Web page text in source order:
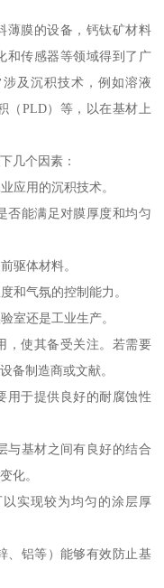
薄膜的设备，钙钛矿材料
和传感器等领域得到了广
及沉积技术，例如溶液
（PLD）等，以在基材上
几个因素：
应用的沉积技术。
否能满足对膜厚度和均匀
驱体材料。
和气氛的控制能力。
室还是工业生产。
，使其备受关注。若需要
备制造商或文献。
用于提供良好的耐腐蚀性
与基材之间有良好的结合
化。
实现较为均匀的涂层厚
、铝等）能够有效防止基